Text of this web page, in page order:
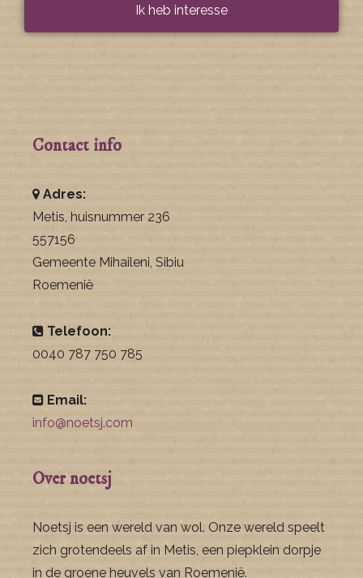
Contact info
Adres:
Metis, huisnummer 236
557156
Gemeente Mihaileni, Sibiu
Roemenië
Telefoon:
0040 787 750 785
Email:
info@noetsj.com
Over noetsj
Noetsj is een wereld van wol. Onze wereld speelt
zich grotendeels af in Metis, een piepklein dorpje
in de groene heuvels van Roemenië.